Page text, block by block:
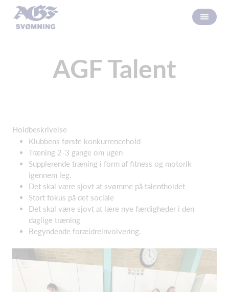
AGF Talent
Holdbeskrivelse
Klubbens første konkurrencehold
Træning 2-3 gange om ugen
Supplerende træning i form af fitness og motorik
igennem leg.
Det skal være sjovt at svømme på talentholdet
Stort fokus på det sociale
Det skal være sjovt at lære nye færdigheder i den
daglige træning
Begyndende forældreinvolvering.